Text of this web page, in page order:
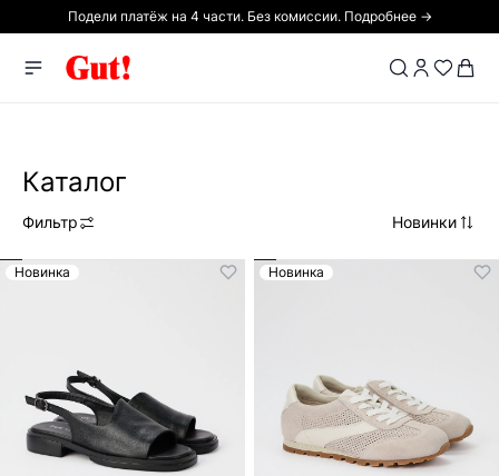
Подели платёж на 4 части. Без комиссии. Подробнее →
Каталог
Новинки
Фильтр
Новинка Новинка